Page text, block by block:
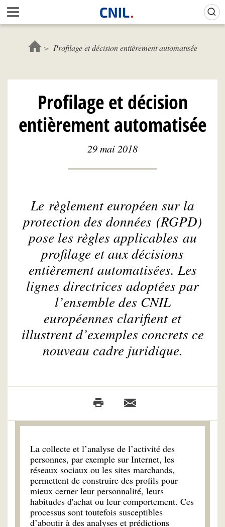
Aller
au
contenu
c
e
l
C
N
I
L
Profilage et décision entièrement automatisée
Profilage et décision
entièrement automatisée
29 mai 2018
Le règlement européen sur la
protection des données (RGPD)
pose les règles applicables au
profilage et aux décisions
entièrement automatisées. Les
lignes directrices adoptées par
l’ensemble des CNIL
européennes clarifient et
illustrent d’exemples concrets ce
nouveau cadre juridique.
La collecte et l’analyse de l’activité des
personnes, par exemple sur Internet, les
réseaux sociaux ou les sites marchands,
permettent de construire des profils pour
mieux cerner leur personnalité, leurs
habitudes d'achat ou leur comportement. Ces
processus sont toutefois susceptibles
d’aboutir à des analyses et prédictions
Gestion de vos préférences sur les cookies (témoins de connexion)